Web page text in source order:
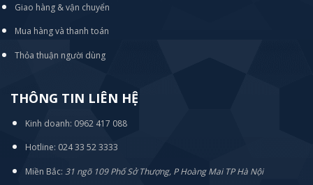
Giao hàng & vận chuyển
Mua hàng và thanh toán
Thỏa thuận người dùng
THÔNG TIN LIÊN HỆ
Kinh doanh: 0962 417 088
Hotline: 024 33 52 3333
Miền Bắc: 31 ngõ 109 Phố Sở Thượng, P Hoàng Mai TP Hà Nội